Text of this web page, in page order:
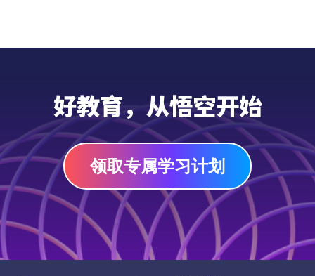
关知识，包括龙在十二生肖中的排名、龙的形
力和理解能力，培养对龙文化的兴趣和认知。
好教育，从悟空开始
领取专属学习计划